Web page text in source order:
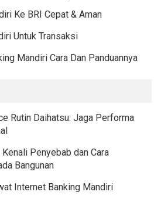
Ke BRI Cepat & Aman
Untuk Transaksi
Mandiri Cara Dan Panduannya
Rutin Daihatsu: Jaga Performa
Penyebab dan Cara
Bangunan
Internet Banking Mandiri